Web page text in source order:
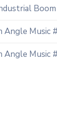
Angle Music
Angle Music